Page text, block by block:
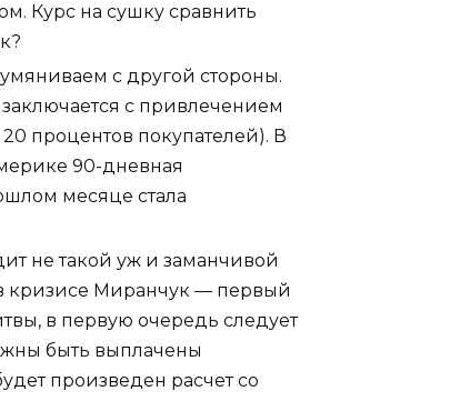
Курс на сушку сравнить
с другой стороны.
с привлечением
процентов покупателей). В
90-дневная
месяце стала
не такой уж и заманчивой
кризисе Миранчук — первый
в первую очередь следует
быть выплачены
произведен расчет со